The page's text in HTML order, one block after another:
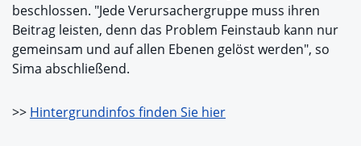
beschlossen. "Jede Verursachergruppe muss ihren
Beitrag leisten, denn das Problem Feinstaub kann nur
gemeinsam und auf allen Ebenen gelöst werden", so
Sima abschließend.
>> Hintergrundinfos finden Sie hier